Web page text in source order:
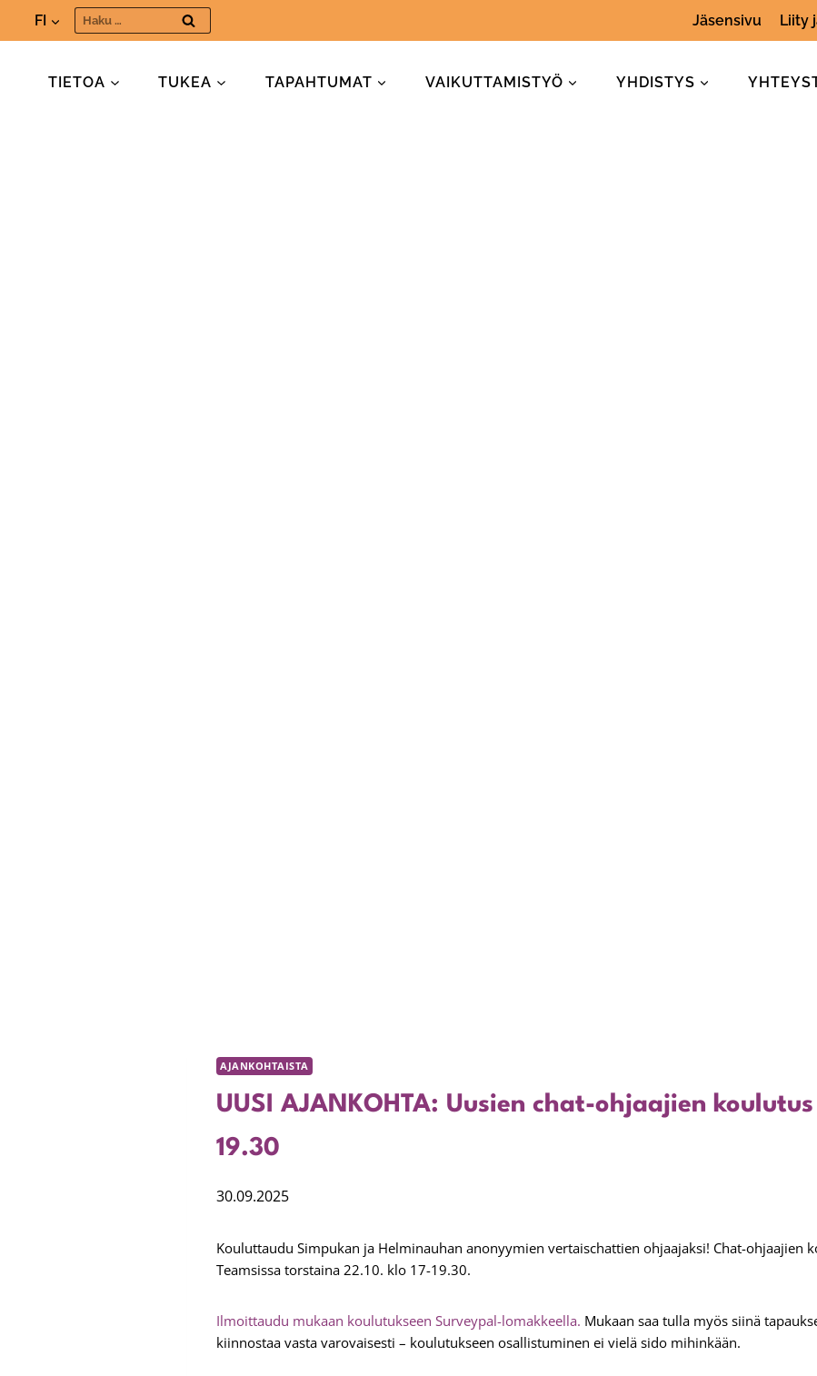
FI Haku: Jäsensivu Liity
TIETOA TUKEA TAPAHTUMAT VAIKUTTAMISTYÖ YHDISTYS
AJANKOHTAISTA
UUSI AJANKOHTA: Uusien chat-ohjaajien
19.30
30.09.2025
Kouluttaudu Simpukan ja Helminauhan anonyymien vertaischattien ohjaajaksi! Chat-ohjaajien
Teamsissa torstaina 22.10. klo 17-19.30.
Ilmoittaudu mukaan koulutukseen Surveypal-lomakkeella. Mukaan saa tulla myös siinä
kiinnostaa vasta varovaisesti – koulutukseen osallistuminen ei vielä sido mihinkään.